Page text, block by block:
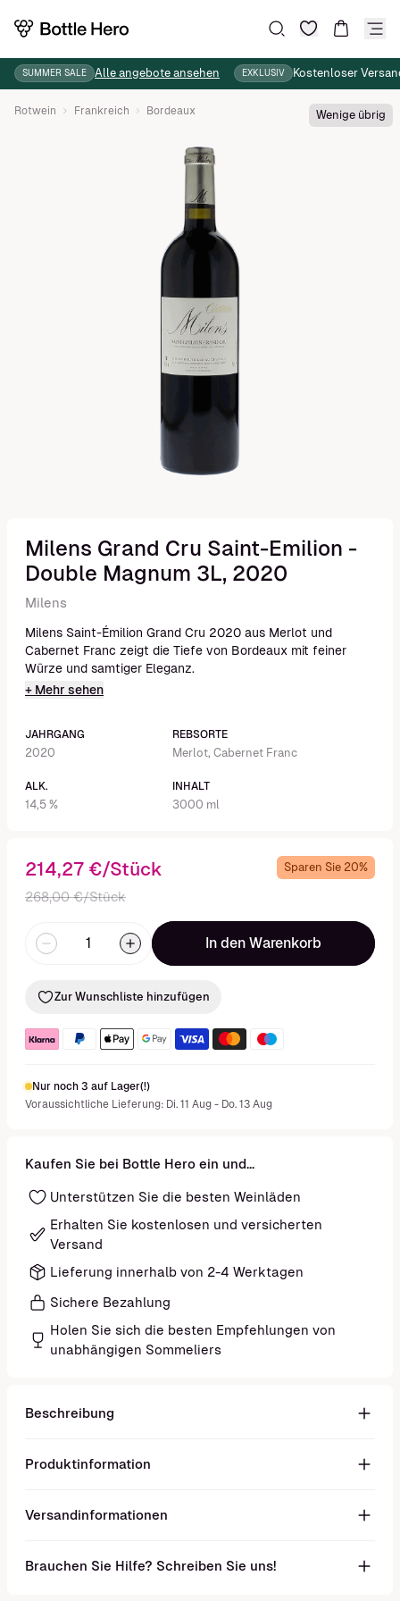
SUMMER SALE Alle angebote ansehen EXKLUSIV Kostenloser
Rotwein Frankreich Bordeaux Wenige übrig
Milens Grand Cru Saint-Emilion -
Double Magnum 3L, 2020
Milens
Milens Saint-Émilion Grand Cru 2020 aus Merlot und
Cabernet Franc zeigt die Tiefe von Bordeaux mit feiner
Würze und samtiger Eleganz.
+ Mehr sehen
JAHRGANG
2020
REBSORTE
Merlot, Cabernet Franc
ALK.
14,5 %
INHALT
3000 ml
214,27 €/Stück
268,00 €/Stück
Sparen Sie 20%
In den Warenkorb
Zur Wunschliste hinzufügen
Nur noch 3 auf Lager(!)
Voraussichtliche Lieferung: Di. 11 Aug - Do. 13 Aug
Kaufen Sie bei Bottle Hero ein und...
Unterstützen Sie die besten Weinläden
Erhalten Sie kostenlosen und versicherten
Versand
Lieferung innerhalb von 2-4 Werktagen
Sichere Bezahlung
Holen Sie sich die besten Empfehlungen von
unabhängigen Sommeliers
Beschreibung
Produktinformation
Versandinformationen
Brauchen Sie Hilfe? Schreiben Sie uns!